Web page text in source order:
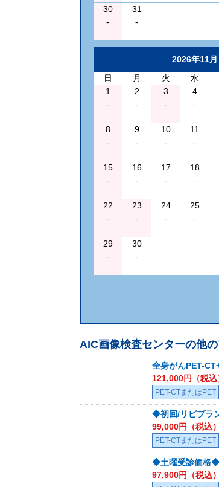
30
-
31
-
2026年11月
日
月 火 水
1
-
2
-
3
-
4
-
8
-
9
-
10
-
11
-
15
-
16
-
17
-
18
-
22
-
23
-
24
-
25
-
29
-
30
-
AIC画像検査センターの他
全身がんPET-
121,000円（税込
PET-CTまたはPET
◆初回/リピプラ
99,000円（税込）
PET-CTまたはPET
◆土曜受診価格◆
97,900円（税込）